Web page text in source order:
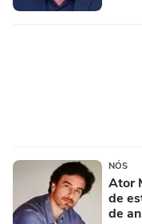
NÓS
Ator
de
de